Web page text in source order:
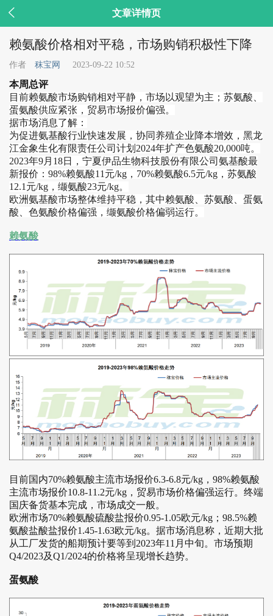
 文章详情页
赖氨酸价格相对平稳，市场购销积极性下降
作者 秣宝网 2023-09-22 10:52
本周总评
目前赖氨酸市场购销相对平静，市场以观望为主；苏氨酸、
蛋氨酸供应紧张，贸易市场报价偏强。
据市场消息了解：
为促进氨基酸行业快速发展，协同养殖企业降本增效，黑龙
江金象生化有限责任公司计划2024年扩产色氨酸20,000吨。
2023年9月18日，宁夏伊品生物科技股份有限公司氨基酸最
新报价：98%赖氨酸11元/kg，70%赖氨酸6.5元/kg，苏氨酸
12.1元/kg，缬氨酸23元/kg。
欧洲氨基酸市场整体维持平稳，其中赖氨酸、苏氨酸、蛋氨
酸、色氨酸价格偏强，缬氨酸价格偏弱运行。
赖氨酸
目前国内70%赖氨酸主流市场报价6.3-6.8元/kg，98%赖氨酸
主流市场报价10.8-11.2元/kg，贸易市场价格偏强运行。终端
国庆备货基本完成，市场成交一般。
欧洲市场70%赖氨酸硫酸盐报价0.95-1.05欧元/kg；98.5%赖
氨酸盐酸盐报价1.45-1.63欧元/kg。据市场消息称，近期大批
从工厂发货的船期预计要等到2023年11月中旬。市场预期
Q4/2023及Q1/2024的价格将呈现增长趋势。
蛋氨酸